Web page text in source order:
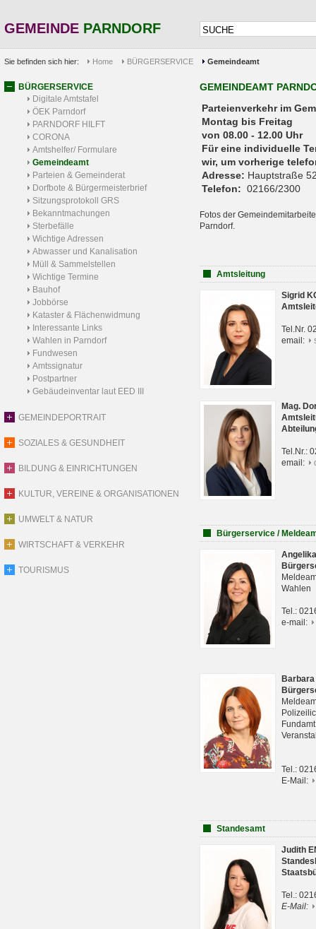
GEMEINDE PARNDORF
Sie befinden sich hier: Home BÜRGERSERVICE Gemeindeamt
BÜRGERSERVICE
Digitale Amtstafel
ÖEK Parndorf
PARNDORF HILFT
CORONA
Amtshelfer/ Formulare
Gemeindeamt
Parteien & Gemeinderat
Dorfbote & Bürgermeisterbrief
Sitzungsprotokoll GRS
Bekanntmachungen
Sterbefälle
Wichtige Adressen
Abwasser und Kanalisation
Müll & Sammelstellen
Wichtige Termine
Bauhof
Jobbörse
Kataster & Flächenwidmung
Interessante Links
Wahlen in Parndorf
Fundwesen
Amtssignatur
Postpartner
Gebäudeinventar laut EED III
GEMEINDEPORTRAIT
SOZIALES & GESUNDHEIT
BILDUNG & EINRICHTUNGEN
KULTUR, VEREINE & ORGANISATIONEN
UMWELT & NATUR
WIRTSCHAFT & VERKEHR
TOURISMUS
GEMEINDEAMT
Parteienverkehr
Montag bis Freitag
von 08.00 - 12.00 Uhr
Für eine individuelle
wir, um vorherige
Adresse: Hauptstraße
Telefon: 02166/2300
Fotos der
Parndorf.
Amtsleitung
Sigrid
Tel.Nr.
email:
Mag.
Tel.Nr.:
email:
Bürgerservice /
Wahlen
Tel.:
e-mail:
Tel.:
E-Mail:
Standesamt
Judith
Tel.:
E-Mail: